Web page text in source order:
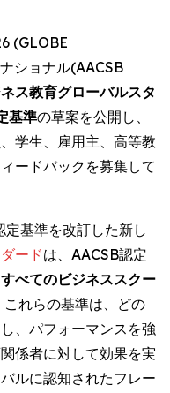
(GLOBE
ショナル(AACSB
ス教育グローバルスタ
基準の草案を公開し、
学生、雇用主、高等教
ードバックを募集して
基準を改訂した新し
ードは、AACSB認定
すべてのビジネススクー
れらの基準は、どの
、パフォーマンスを強
係者に対して効果を実
ルに認知されたフレー